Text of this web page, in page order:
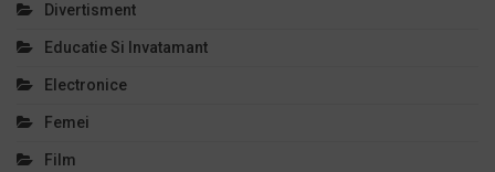
Divertisment
Educatie Si Invatamant
Electronice
Femei
Film